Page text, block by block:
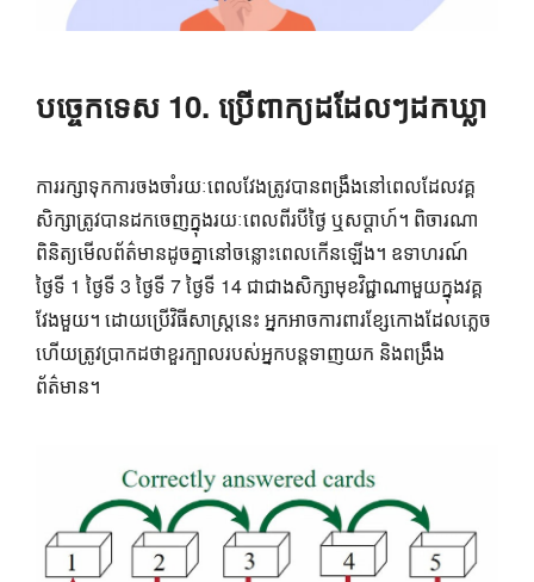
បច្ចេកទេស 10. ប្រើពាក្យដដែលៗដកឃ្លា
ការរក្សាទុកការចងចាំរយៈពេលវែងត្រូវបានពង្រឹងនៅពេលដែលវគ្គ
សិក្សាត្រូវបានដកចេញក្នុងរយៈពេលពីរបីថ្ងៃ ឬសប្តាហ៍។ ពិចារណា
ពិនិត្យមើលព័ត៌មានដូចគ្នានៅចន្លោះពេលកើនឡើង។ ឧទាហរណ៍
ថ្ងៃទី 1 ថ្ងៃទី 3 ថ្ងៃទី 7 ថ្ងៃទី 14 ជាជាងសិក្សាមុខវិជ្ជាណាមួយក្នុងវគ្គ
វែងមួយ។ ដោយប្រើវិធីសាស្រ្តនេះ អ្នកអាចការពារខ្សែកោងដែលភ្លេច
ហើយត្រូវប្រាកដថាខួរក្បាលរបស់អ្នកបន្តទាញយក និងពង្រឹង
ព័ត៌មាន។